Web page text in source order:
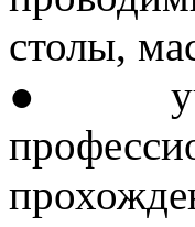
столы,
●